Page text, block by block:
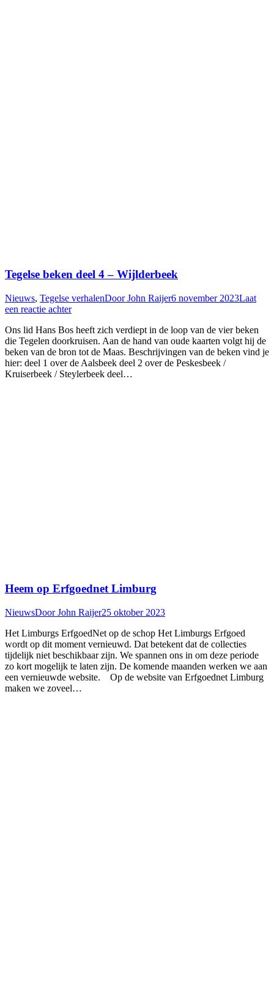
Tegelse beken deel 4 – Wijlderbeek
Nieuws, Tegelse verhalenDoorJohn Raijer6 november 2023Laat
een reactie achter
Ons lid Hans Bos heeft zich verdiept in de loop van de vier beken
die Tegelen doorkruisen. Aan de hand van oude kaarten volgt hij de
beken van de bron tot de Maas. Beschrijvingen van de beken vind je
hier: deel 1 over de Aalsbeek deel 2 over de Peskesbeek /
Kruiserbeek / Steylerbeek deel…
Heem op Erfgoednet Limburg
NieuwsDoorJohn Raijer25 oktober 2023
Het Limburgs ErfgoedNet op de schop Het Limburgs Erfgoed
wordt op dit moment vernieuwd. Dat betekent dat de collecties
tijdelijk niet beschikbaar zijn. We spannen ons in om deze periode
zo kort mogelijk te laten zijn. De komende maanden werken we aan
een vernieuwde website. Op de website van Erfgoednet Limburg
maken we zoveel…